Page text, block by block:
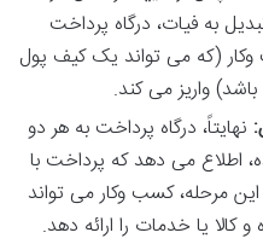
به فیات، درگاه پرداخت
(که می تواند یک کیف پول
واریز می کند.
نهایتاً، درگاه پرداخت به هر دو
اطلاع می دهد که پرداخت با
مرحله، کسب وکار می تواند
یا خدمات را ارائه دهد.